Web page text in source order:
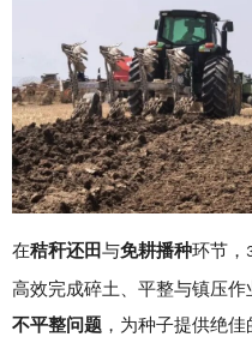
在秸秆还田与免耕播种环节，
高效完成碎土、平整与镇压
不平整问题 ，为种子提供绝佳